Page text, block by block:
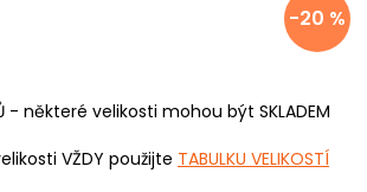
-20 %
- některé velikosti mohou být SKLADEM
VŽDY použijte TABULKU VELIKOSTÍ